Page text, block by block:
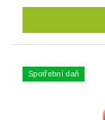
Spotřební daň